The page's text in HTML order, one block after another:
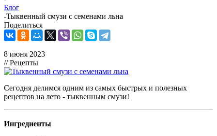
Блог
-Тыквенный смузи с семенами льна
Поделиться
8 июня 2023
// Рецепты
Сегодня делимся одним из самых быстрых и полезных
рецептов на лето - тыквенным смузи!
Ингредиенты